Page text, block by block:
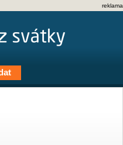
reklama